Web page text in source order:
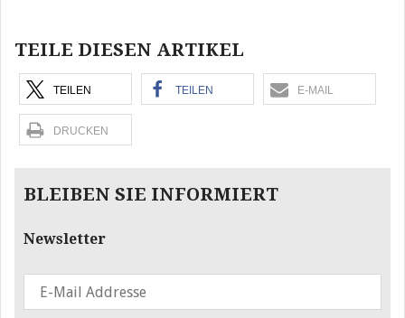
TEILE DIESEN ARTIKEL
TEILEN TEILEN E-MAIL
DRUCKEN
BLEIBEN SIE INFORMIERT
Newsletter